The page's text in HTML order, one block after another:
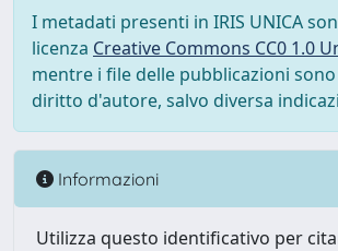
I metadati presenti in IRIS UNICA
licenza Creative Commons CC0 1.0
mentre i file delle pubblicazioni
diritto d'autore, salvo diversa
Informazioni
Utilizza questo identificativo per